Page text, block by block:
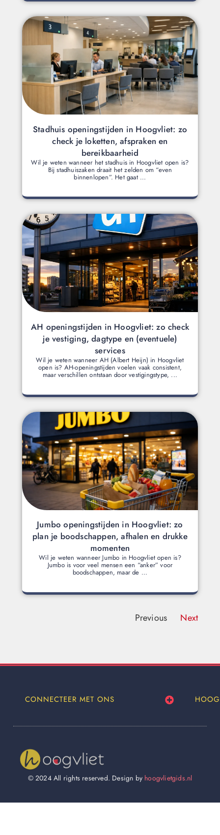
Stadhuis openingstijden in Hoogvliet: zo
check je loketten, afspraken en
bereikbaarheid
Wil je weten wanneer het stadhuis in Hoogvliet open is?
Bij stadhuiszaken draait het zelden om “even
binnenlopen”. Het gaat ...
AH openingstijden in Hoogvliet: zo check
je vestiging, dagtype en (eventuele)
services
Wil je weten wanneer AH (Albert Heijn) in Hoogvliet
open is? AH-openingstijden voelen vaak consistent,
maar verschillen ontstaan door vestigingstype, ...
Jumbo openingstijden in Hoogvliet: zo
plan je boodschappen, afhalen en drukke
momenten
Wil je weten wanneer Jumbo in Hoogvliet open is?
Jumbo is voor veel mensen een “anker” voor
boodschappen, maar de ...
Previous Next
CONNECTEER MET ONS
© 2024 All rights reserved. Design by hoogvlietgids.nl